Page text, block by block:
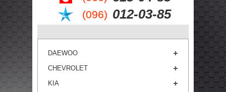
(096) 012-03-85
DAEWOO
CHEVROLET
KIA